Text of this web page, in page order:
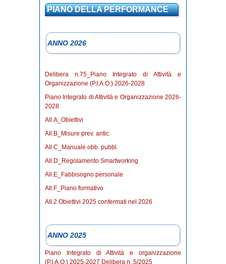
PIANO DELLA PERFORMANCE
ANNO 2026
Delibera n.75_Piano Integrato di Attività e
Organizzazione (P.I.A.O.) 2026-2028
Piano Integrato di Attività e Organizzazione 2026-
2028
All.A_Obiettivi
All.B_Misure prev. antic.
All.C_Manuale obb. pubbl.
All.D_Regolamento Smartworking
All.E_Fabbisogno personale
All.F_Piano formativo
All.2 Obiettivi 2025 confermati nel 2026
ANNO 2025
Piano Integrato di Attività e organizzazione
(P.I.A.O.) 2025-2027 Delibera n. 5/2025